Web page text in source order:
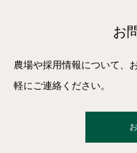
お
農場や採用情報について、
軽にご連絡ください。